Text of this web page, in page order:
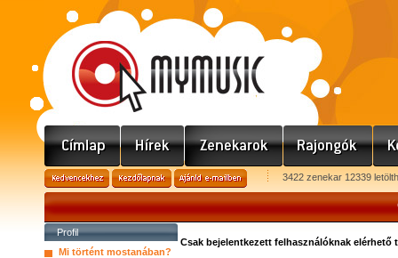
3422 zenekar 12339
Profil
Mi történt mostanában?
Csak bejelentkezett felhasználóknak elérhető